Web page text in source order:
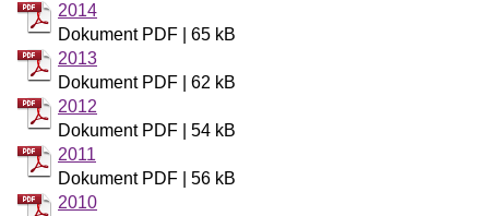
2014
Dokument PDF | 65 kB
2013
Dokument PDF | 62 kB
2012
Dokument PDF | 54 kB
2011
Dokument PDF | 56 kB
2010